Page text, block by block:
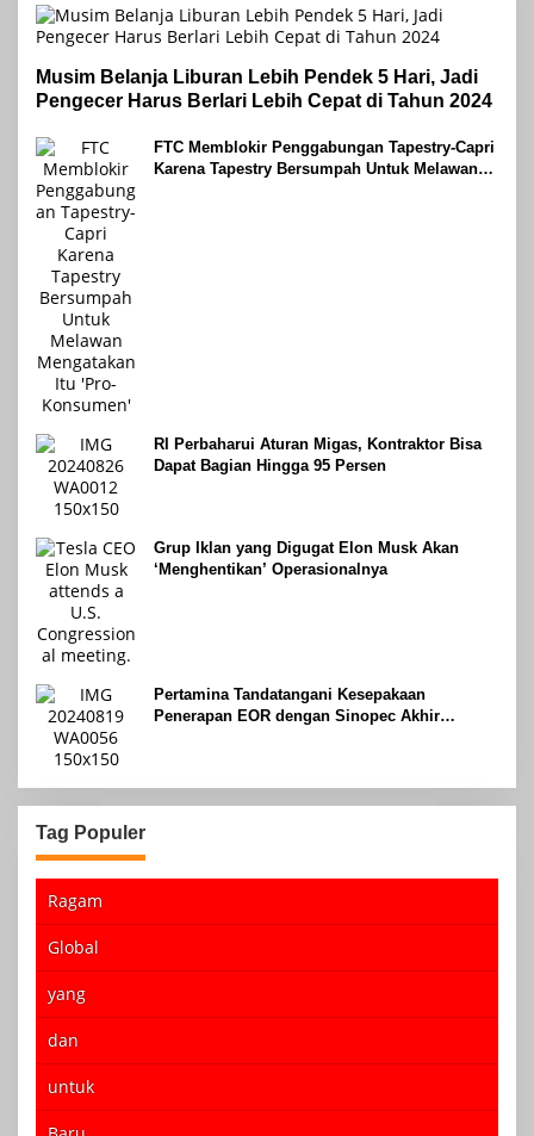
Musim Belanja Liburan Lebih Pendek 5 Hari, Jadi
Pengecer Harus Berlari Lebih Cepat di Tahun 2024
FTC Memblokir Penggabungan Tapestry-Capri
Karena Tapestry Bersumpah Untuk Melawan
RI Perbaharui Aturan Migas, Kontraktor Bisa
Dapat Bagian Hingga 95 Persen
Grup Iklan yang Digugat Elon Musk Akan
‘Menghentikan’ Operasionalnya
Pertamina Tandatangani Kesepakaan
Penerapan EOR dengan Sinopec Akhir
Tag Populer
Ragam
Global
yang
dan
untuk